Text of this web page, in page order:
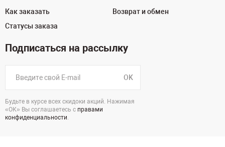
Как заказать
Статусы заказа
Возврат и обмен
Подписаться на рассылку
OK
Будьте в курсе всех скидоки акций. Нажимая
«ОК» Вы соглашаетесь с правами
конфиденциальности.